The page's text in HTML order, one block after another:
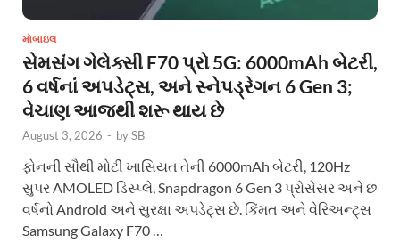
મોબાઇલ
સેમસંગ ગેલેક્સી F70 પ્રો 5G: 6000mAh બેટરી,
6 વર્ષનાં અપડેટ્સ, અને સ્નેપડ્રેગન 6 Gen 3;
વેચાણ આજથી શરૂ થાય છે
August 3, 2026 - bySB
ફોનની સૌથી મોટી ખાસિયત તેની 6000mAh બેટરી, 120Hz
સુપર AMOLED ડિસ્પ્લે, Snapdragon 6 Gen 3 પ્રોસેસર અને છ
વર્ષનો Android અને સુરક્ષા અપડેટ્સ છે. કિંમત અને વેરિઅન્ટ્સ
Samsung Galaxy F70 …